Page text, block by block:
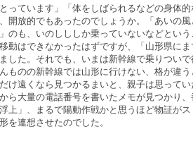
っています」「体をしばられるなどの身体
開放的でもあったのでしょうか。「あいの
のも、いのしししか乗っていないなどとい
動はできなかったはずですが、「山形県に
した。それでも、いまは新幹線で乗りつい
ものの新幹線では山形に行けない、格が違
け遠くなら見つかるまいと、親子は思って
ら大量の電話番号を書いたメモが見つかり
上」、まるで陽動作戦かと思うほど物証が
を連想させたのでした。